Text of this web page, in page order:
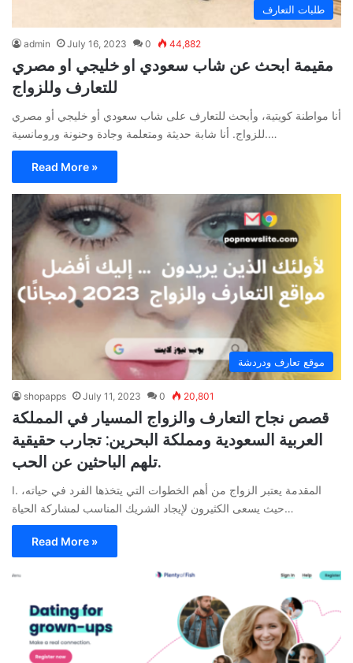
طلبات التعارف
admin July 16, 2023 0 44,882
مقيمة ابحث عن شاب سعودي او خليجي او مصري
للتعارف وللزواج
أنا مواطنة كويتية، وأبحث للتعارف على شاب سعودي أو خليجي أو مصري
للزواج. أنا شابة حديثة ومتعلمة وجادة وحنونة ورومانسية.…
Read More »
موقع تعارف ودردشة
shopapps July 11, 2023 0 20,801
قصص نجاح التعارف والزواج المسيار في المملكة
العربية السعودية ومملكة البحرين: تجارب حقيقية
تلهم الباحثين عن الحب.
I. المقدمة يعتبر الزواج من أهم الخطوات التي يتخذها الفرد في حياته،
حيث يسعى الكثيرون لإيجاد الشريك المناسب لمشاركة الحياة…
Read More »